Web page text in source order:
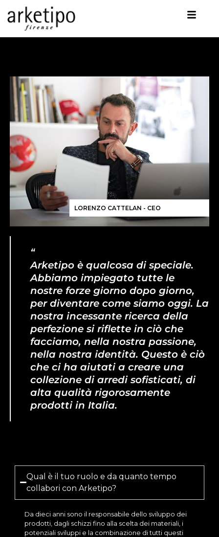
LORENZO CATTELAN - CEO
“
Arketipo è qualcosa di speciale.
Abbiamo impiegato tutte le
nostre forze giorno dopo giorno,
per diventare come siamo oggi. La
nostra incessante ricerca della
perfezione si riflette in ciò che
facciamo, nella nostra passione,
nella nostra identità. Questo è ciò
che ci ha aiutati a creare una
collezione di arredi sofisticati, di
alta qualità rigorosamente
prodotti in Italia.
Qual è il tuo ruolo e da quanto tempo
collabori con Arketipo?
Da dieci anni sono il responsabile dello sviluppo dei
prodotti, dagli schizzi fino alla scelta dei materiali, i
potenziali sviluppi e la combinazione di tutti questi